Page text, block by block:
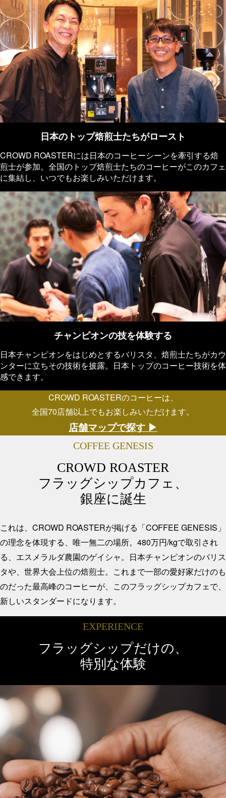
日本のトップ焙煎士たちがロースト
CROWD ROASTERには日本のコーヒーシーンを牽引する焙
煎士が参加。全国のトップ焙煎士たちのコーヒーがこのカフェ
に集結し、いつでもお楽しみいただけます。
チャンピオンの技を体験する
日本チャンピオンをはじめとするバリスタ、焙煎士たちがカウ
ンターに立ちその技術を披露。日本トップのコーヒー技術を体
感できます。
CROWD ROASTERのコーヒーは、
全国70店舗以上でもお楽しみいただけます。
店舗マップで探す ▶︎
COFFEE GENESIS
CROWD ROASTER
フラッグシップカフェ、
銀座に誕生
これは、CROWD ROASTERが掲げる「COFFEE GENESIS」
の理念を体現する、唯一無二の場所。 480万円/kgで取引され
る、エスメラルダ農園のゲイシャ。 日本チャンピオンのバリス
タや、世界大会上位の焙煎士。 これまで一部の愛好家だけのも
のだった最高峰のコーヒーが、 このフラッグシップカフェで、
新しいスタンダードになります。
EXPERIENCE
フラッグシップだけの、
特別な体験